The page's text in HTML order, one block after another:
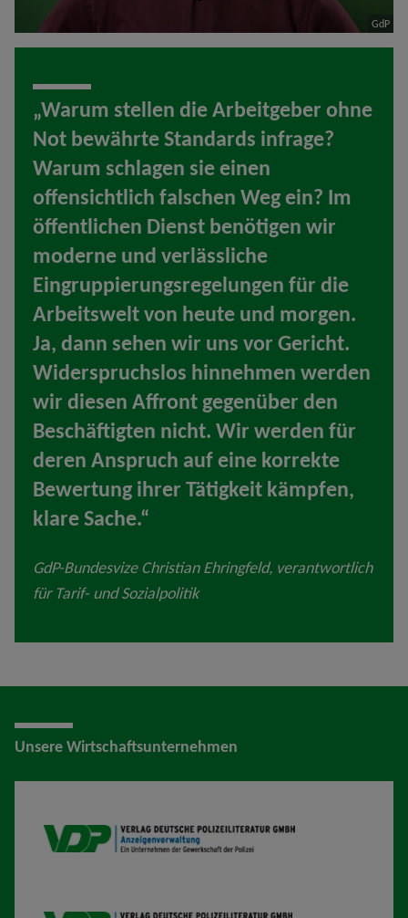
GdP
„Warum stellen die Arbeitgeber ohne
Not bewährte Standards infrage?
Warum schlagen sie einen
offensichtlich falschen Weg ein? Im
öffentlichen Dienst benötigen wir
moderne und verlässliche
Eingruppierungsregelungen für die
Arbeitswelt von heute und morgen.
Ja, dann sehen wir uns vor Gericht.
Widerspruchslos hinnehmen werden
wir diesen Affront gegenüber den
Beschäftigten nicht. Wir werden für
deren Anspruch auf eine korrekte
Bewertung ihrer Tätigkeit kämpfen,
klare Sache.“
GdP-Bundesvize Christian Ehringfeld, verantwortlich
für Tarif- und Sozialpolitik
Unsere Wirtschaftsunternehmen
VDP AV